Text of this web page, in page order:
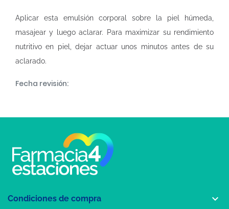
Aplicar esta emulsión corporal sobre la piel húmeda,
masajear y luego aclarar. Para maximizar su rendimiento
nutritivo en piel, dejar actuar unos minutos antes de su
aclarado.
Fecha revisión:
Condiciones de compra 